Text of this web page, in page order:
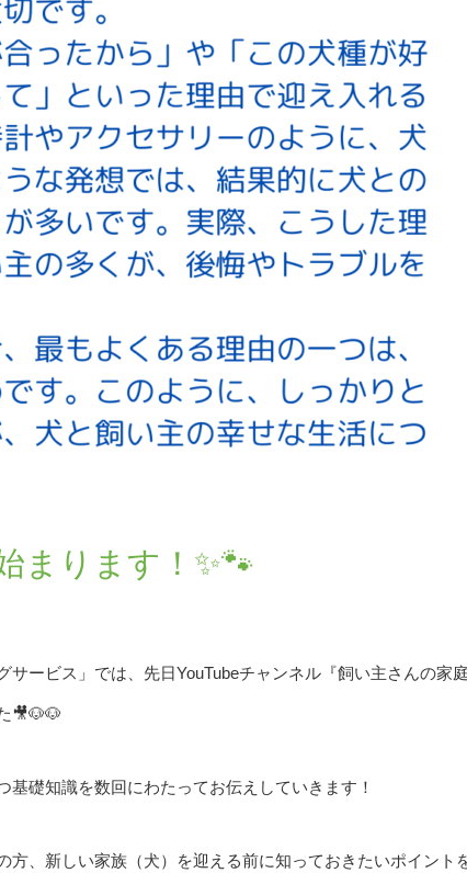
まります！✨🐾
サービス」では、先日YouTubeチャンネル『飼い主さんの家庭
🎥🐶🐶
礎知識を数回にわたってお伝えしていきます！
方、新しい家族（犬）を迎える前に知っておきたいポイント